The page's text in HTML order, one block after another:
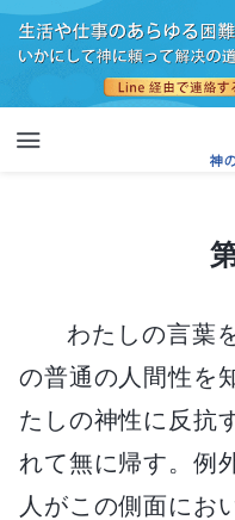
わたしの言葉
の普通の人間性を
たしの神性に反抗
れて無に帰す。例
人がこの側面にお